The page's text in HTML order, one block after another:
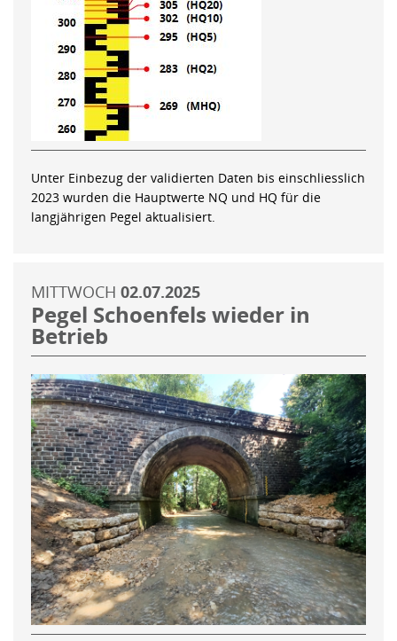
Unter Einbezug der validierten Daten bis einschliesslich
2023 wurden die Hauptwerte NQ und HQ für die
langjährigen Pegel aktualisiert.
MITTWOCH 02.07.2025
Pegel Schoenfels wieder in
Betrieb